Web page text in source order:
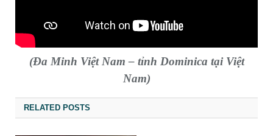
(Đa Minh Việt Nam – tỉnh Dominica tại Việt
Nam)
RELATED POSTS